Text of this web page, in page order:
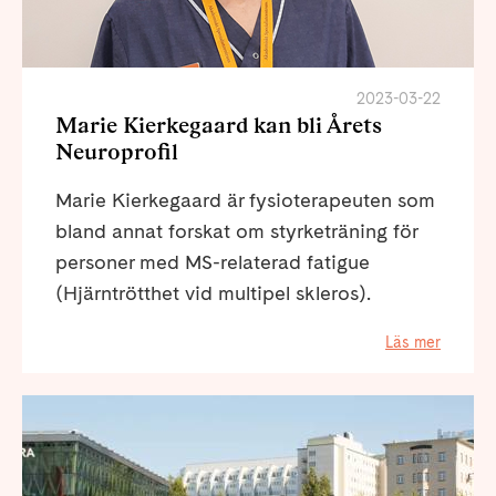
2023-03-22
Marie Kierkegaard kan bli Årets
Neuroprofil
Marie Kierkegaard är fysioterapeuten som
bland annat forskat om styrketräning för
personer med MS-relaterad fatigue
(Hjärntrötthet vid multipel skleros).
Läs mer